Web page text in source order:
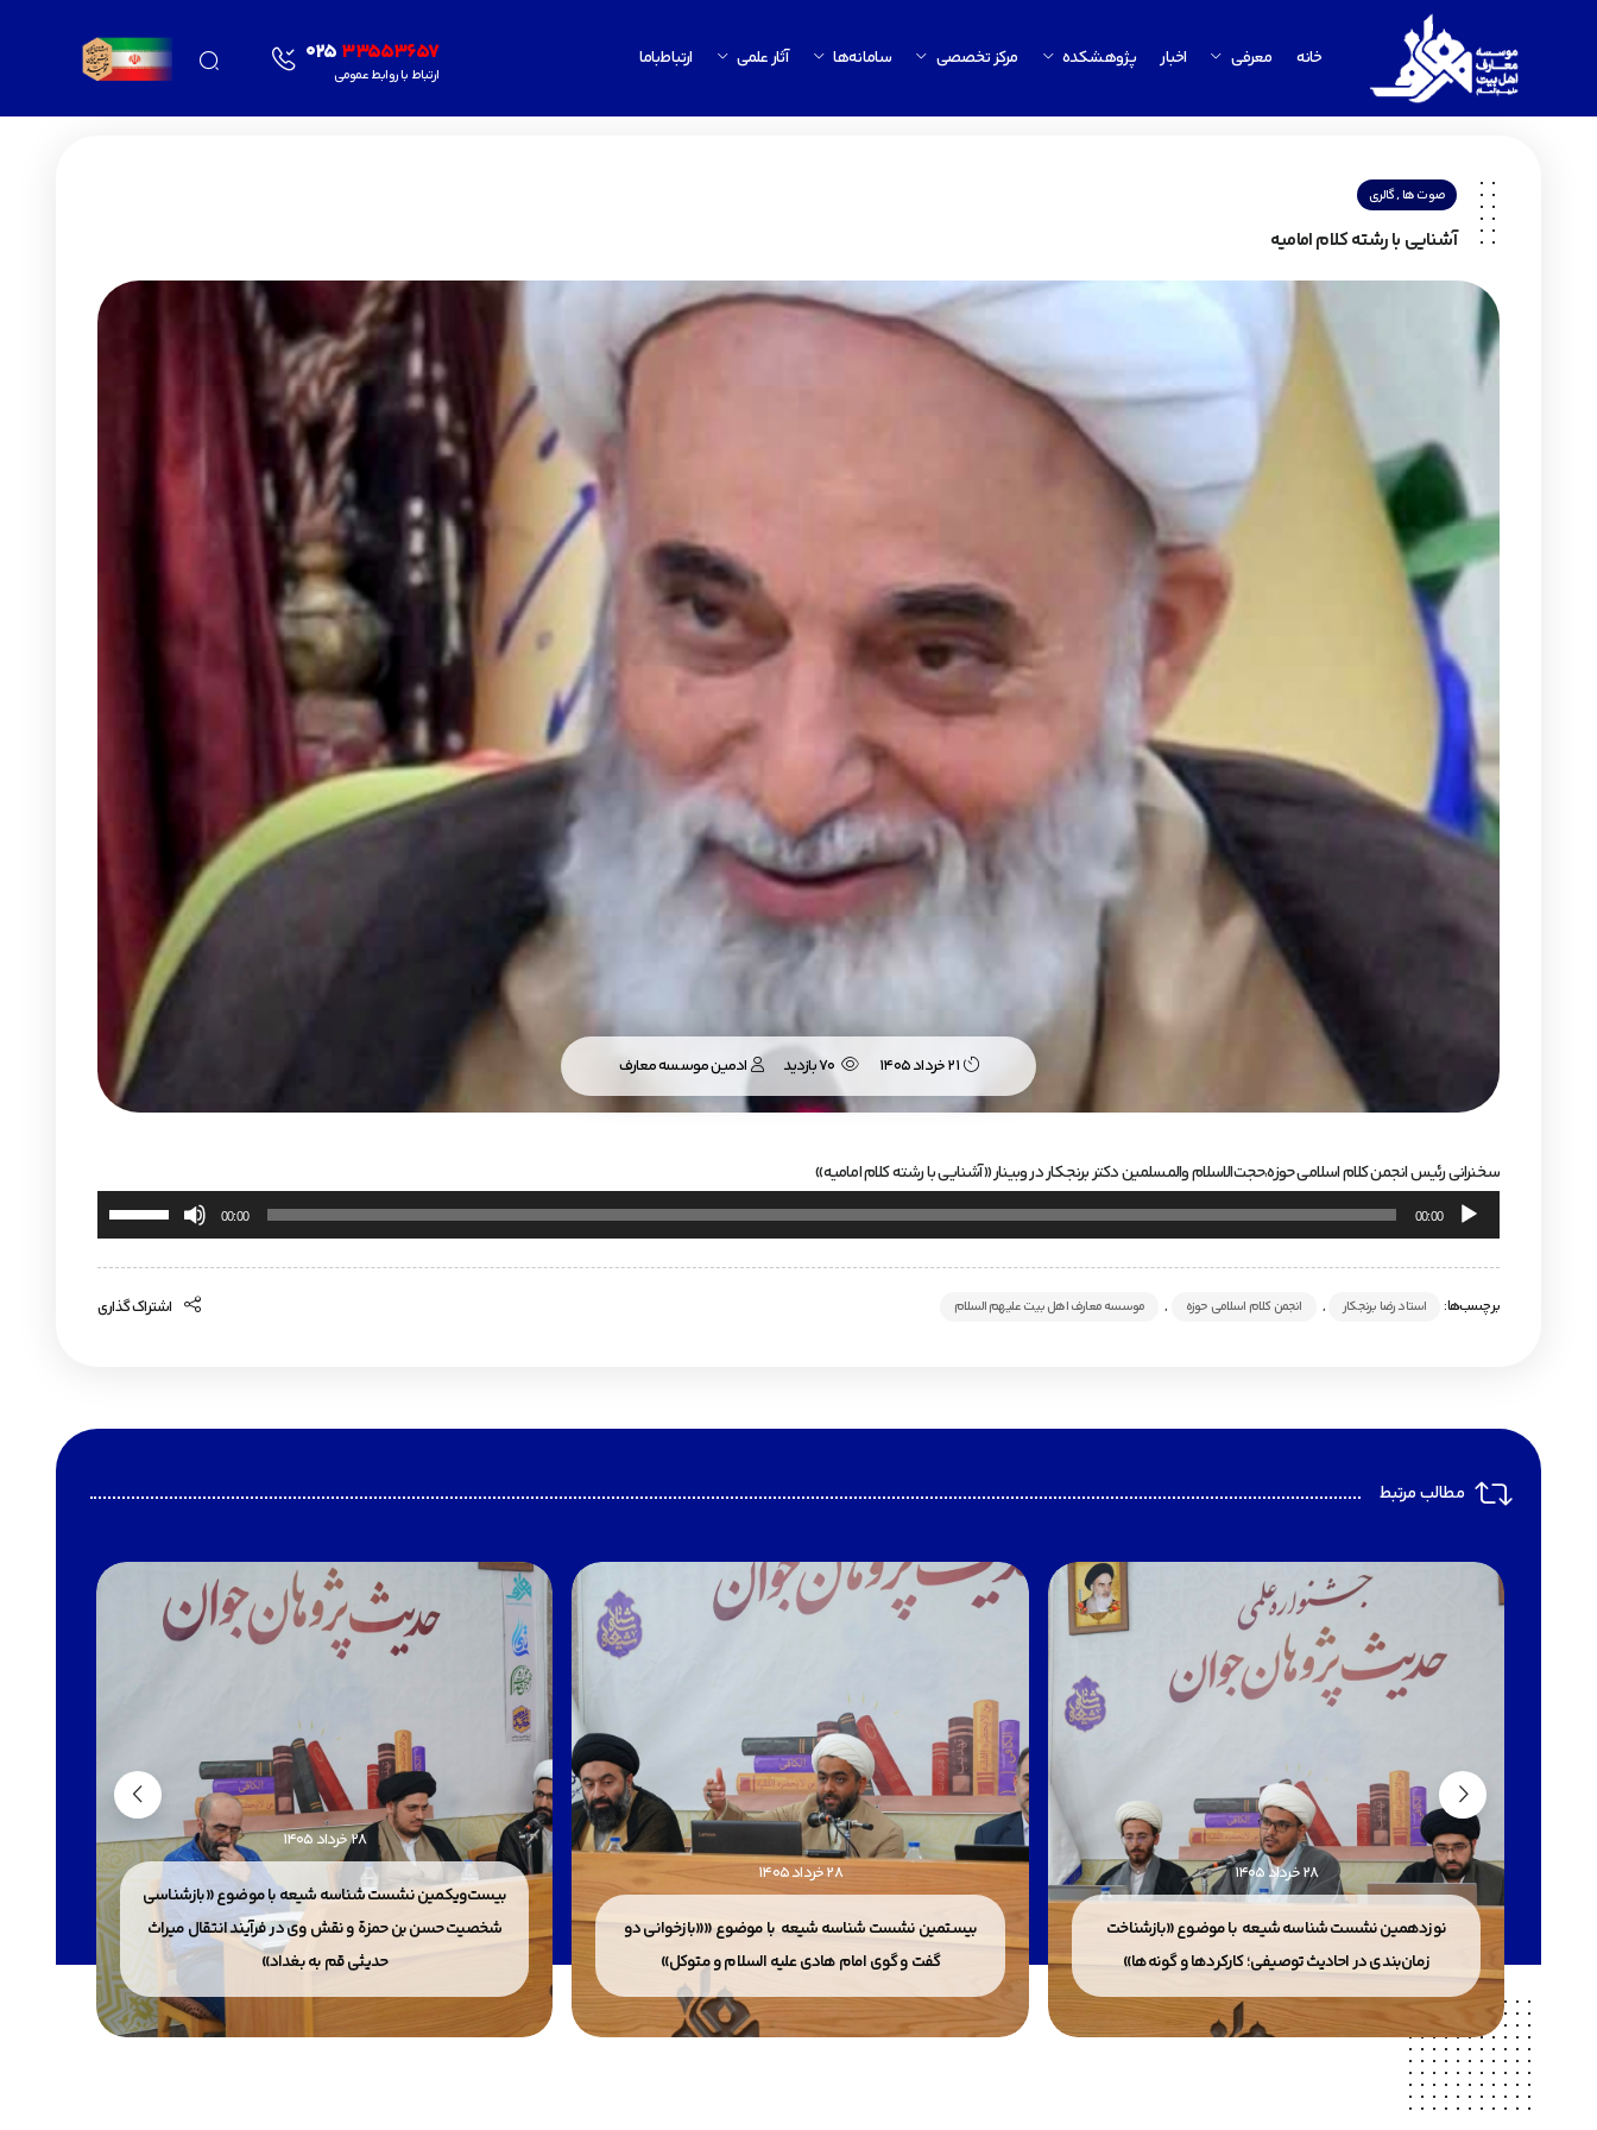
خانه معرفی اخبار پژوهشکده مرکز تخصصی سامانه‌ها آثار علمی ارتباط‌باما 02533553657
ارتباط با روابط عمومی
صوت ها,گالری
آشنایی با رشته کلام امامیه
21 خرداد 1405 70 بازدید ادمین موسسه معارف
سخنرانی رئیس انجمن کلام اسلامی حوزه،حجت‌الاسلام والمسلمین دکتر برنجکار در وبینار «آشنایی با رشته کلام امامیه»
پخش‌کننده
صوت
00:00
00:00
برای
افزایش
کاهش
استفاده
برچسب‌ها: استاد رضا برنجکار , انجمن کلام اسلامی حوزه , موسسه معارف اهل بیت علیهم السلام اشتراک گذاری
مطالب مرتبط
28 خرداد 1405
نوزدهمین نشست شناسه شیعه با موضوع «بازشناخت
زمان‌بندی در احادیث توصیفی؛ کارکردها و گونه‌ها»
28 خرداد 1405
بیستمین نشست شناسه شیعه با موضوع ««بازخوانی دو
گفت و گوی امام هادی علیه السلام و متوکل»
28 خرداد 1405
بیست‌ویکمین نشست شناسه شیعه با موضوع «بازشناسی
شخصیت حسن بن حمزة و نقش وی در فرآیند انتقال میراث
حدیثی قم به بغداد»